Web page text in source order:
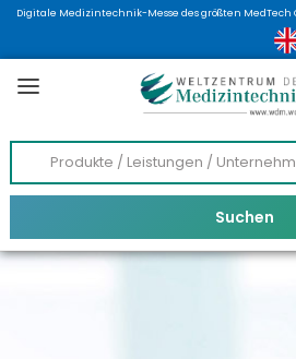
Digitale Medizintechnik-Messe des größten MedTech